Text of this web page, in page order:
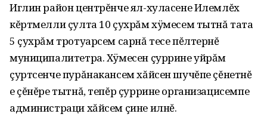
Иглин район центрĕнче ял-хуласене Илемлĕх
кĕртмелли çулта 10 çухрăм хÿмесем тытнă тата
5 çухрăм тротуарсем сарнă тесе пĕлтернĕ
муниципалитетра. Хÿмесен çуррине уйрăм
çуртсенче пурăнакансем хăйсен шучĕпе çĕнетнĕ
е çĕнĕре тытнă, тепĕр çуррине организацисемпе
администраци хăйсем çине илнĕ.